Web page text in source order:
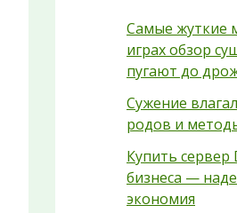
Самые жуткие
играх обзор
пугают до
Сужение
родов и
Купить сервер
бизнеса —
экономия